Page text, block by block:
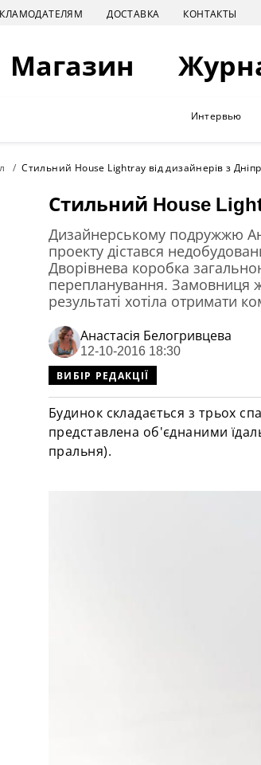
ДОСТАВКА КОНТАКТЫ
Магазин
Интервью
Стильний House Lightray від дизайнерів з
Стильний House
Дизайнерському подружжю
проекту дістався
Дворівнева коробка
перепланування. Замовниця
результаті хотіла отримати
Анастасiя Белогривцева
12-10-2016 18:30
ВИБІР РЕДАКЦІЇ
Будинок складається з трьох
представлена об'єднаними
пральня).